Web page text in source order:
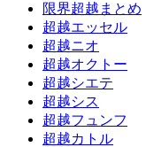
限界超越まとめ
超越エッセル
超越ニオ
超越オクトー
超越シエテ
超越シス
超越フュンフ
超越カトル